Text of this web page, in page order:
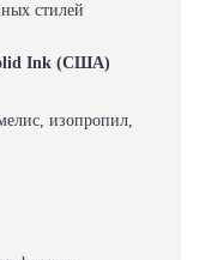
стилей
Ink (США)
изопропил,